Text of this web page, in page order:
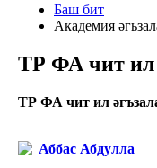
Баш бит
Академия
ТР ФА чит ил
ТР ФА чит ил
Аббас Абдулла